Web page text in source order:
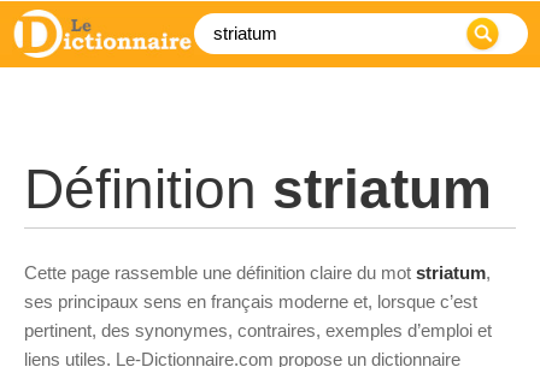
Définition striatum
Cette page rassemble une définition claire du mot striatum,
ses principaux sens en français moderne et, lorsque c’est
pertinent, des synonymes, contraires, exemples d’emploi et
liens utiles. Le-Dictionnaire.com propose un dictionnaire